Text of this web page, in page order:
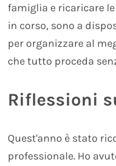
famiglia e ricaricare
in corso, sono a
per organizzare al
che tutto proceda
Riflessioni
Quest'anno è stato
professionale. Ho